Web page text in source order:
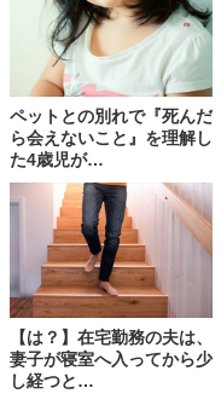
ペットとの別れで『死んだ
ら会えないこと』を理解し
た4歳児が…
【は？】在宅勤務の夫は、
妻子が寝室へ入ってから少
し経つと…